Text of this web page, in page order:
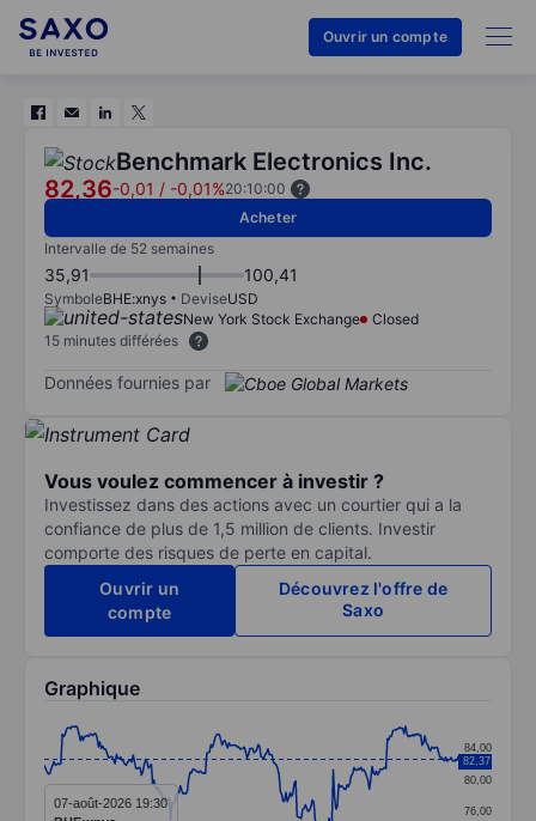
Ouvrir un compte
Benchmark Electronics Inc.
82,36-0,01 / -0,01%20:10:00
Acheter
Intervalle de 52 semaines
35,91 100,41
SymboleBHE:xnys DeviseUSD
New York Stock Exchange
Closed
15 minutes différées
Données fournies par
Vous voulez commencer à investir ?
Investissez dans des actions avec un courtier qui a la
confiance de plus de 1,5 million de clients. Investir
comporte des risques de perte en capital.
Ouvrir un
compte
Découvrez l'offre de
Saxo
Graphique
Line chart with 299 data points.
The chart has 1 X axis displaying categories.
76,00
80,00
84,00
82,37
07-août-2026 19:30